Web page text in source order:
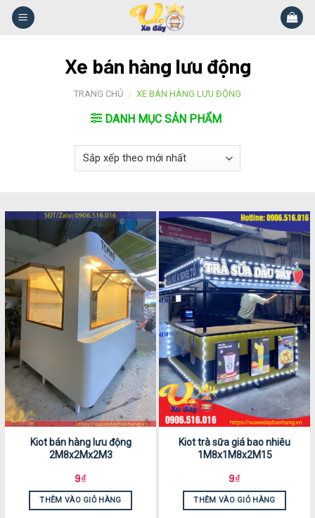
Skip
Xe bán hàng lưu động
TRANG CHỦ / XE BÁN HÀNG LƯU ĐỘNG
DANH MỤC SẢN PHẨM
Kiot bán hàng lưu động
2M8x2Mx2M3
9₫
THÊM VÀO GIỎ HÀNG
Kiot trà sữa giá bao nhiêu
1M8x1M8x2M15
9₫
THÊM VÀO GIỎ HÀNG